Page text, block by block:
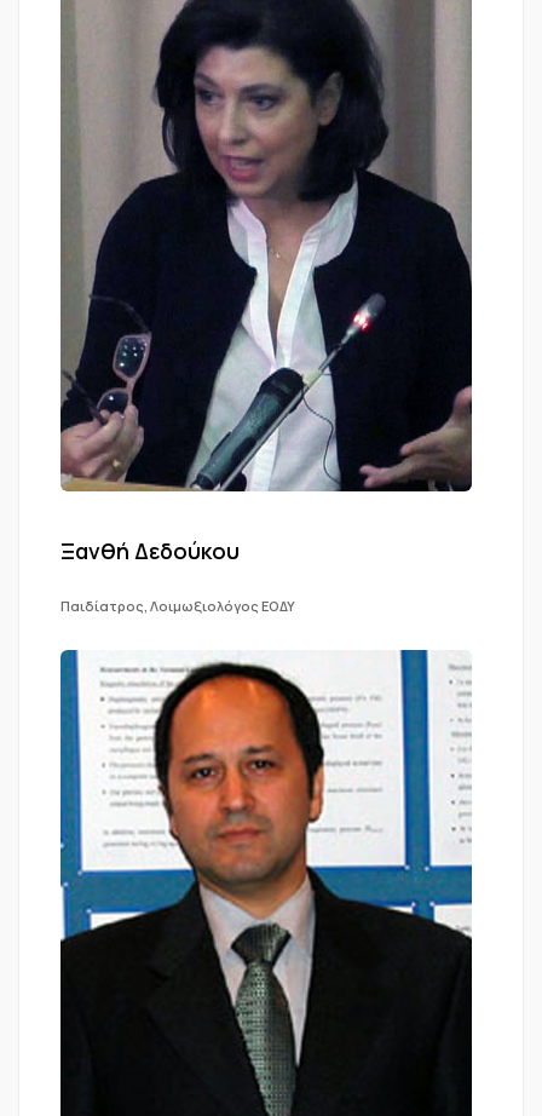
Ξανθή Δεδούκου
Παιδίατρος, Λοιμωξιολόγος ΕΟΔΥ